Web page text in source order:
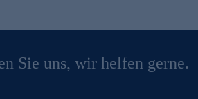
Sie uns, wir helfen gerne.